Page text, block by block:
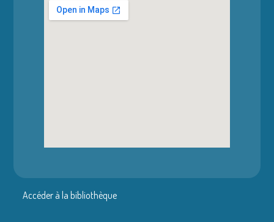
Accéder à la bibliothèque